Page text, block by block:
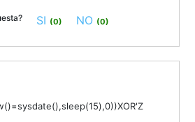
SI (0) NO (0)